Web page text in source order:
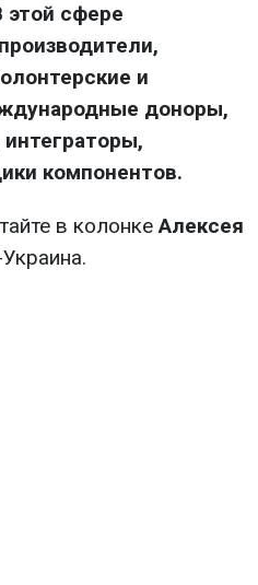
этой сфере
и
доноры,
компонентов.
в колонкеАлексея